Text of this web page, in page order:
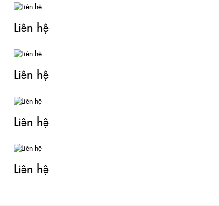
Liên hệ
Liên hệ
Liên hệ
Liên hệ